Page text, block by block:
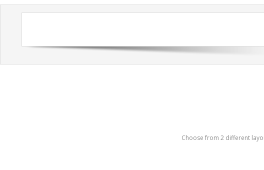
Choose from 2 different